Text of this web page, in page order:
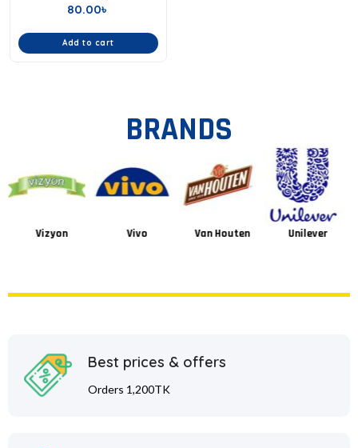
80.00৳
Add to cart
BRANDS
Vizyon Vivo Van Houten Unilever
Best prices & offers
Orders 1,200TK